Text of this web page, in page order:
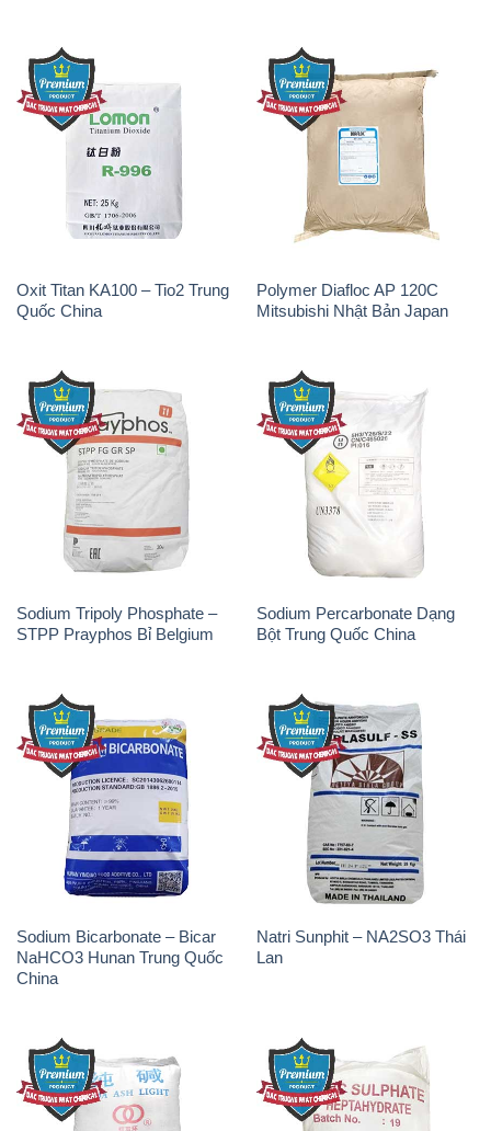
Oxit Titan KA100 – Tio2 Trung
Quốc China
Polymer Diafloc AP 120C
Mitsubishi Nhật Bản Japan
Sodium Tripoly Phosphate –
STPP Prayphos Bỉ Belgium
Sodium Percarbonate Dạng
Bột Trung Quốc China
Sodium Bicarbonate – Bicar
NaHCO3 Hunan Trung Quốc
China
Natri Sunphit – NA2SO3 Thái
Lan